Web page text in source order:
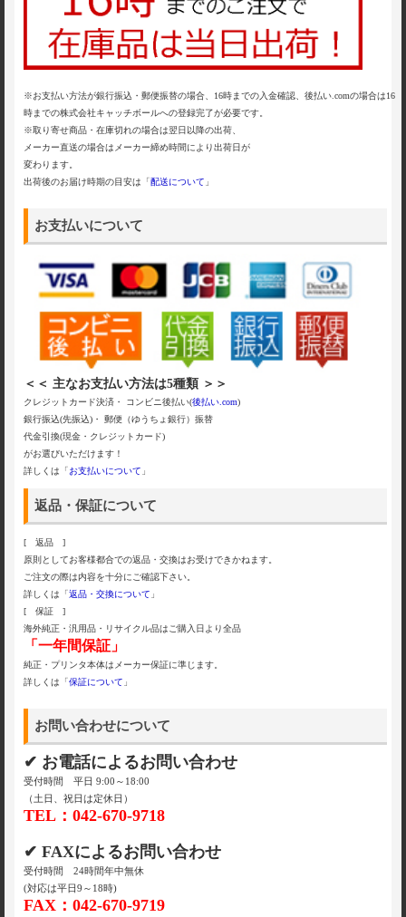
※お支払い方法が銀行振込・郵便振替の場合、16時までの入金確認、後払い.comの場合は16
時までの株式会社キャッチボールへの登録完了が必要です。
※取り寄せ商品・在庫切れの場合は翌日以降の出荷、
メーカー直送の場合はメーカー締め時間により出荷日が
変わります。
出荷後のお届け時期の目安は「配送について 」
お支払いについて
＜＜ 主なお支払い方法は5種類 ＞＞
クレジットカード決済・ コンビニ後払い(後払い.com)
銀行振込(先振込)・ 郵便（ゆうちょ銀行）振替
代金引換(現金・クレジットカード)
がお選びいただけます！
詳しくは「 お支払いについて 」
返品・保証について
[ 返品 ]
原則としてお客様都合での返品・交換はお受けできかねます。
ご注文の際は内容を十分にご確認下さい。
詳しくは「 返品・交換について 」
[ 保証 ]
海外純正・汎用品・リサイクル品はご購入日より全品
「一年間保証」
純正・プリンタ本体はメーカー保証に準じます。
詳しくは「 保証について 」
お問い合わせについて
✔ お電話によるお問い合わせ
受付時間 平日 9:00～18:00
（土日、祝日は定休日）
TEL：042-670-9718
✔ FAXによるお問い合わせ
受付時間 24時間年中無休
(対応は平日9～18時)
FAX：042-670-9719